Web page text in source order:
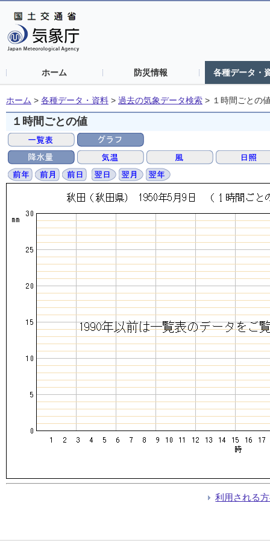
ホーム 防災情報 各種データ・
ホーム > 各種データ・資料 > 過去の気象データ検索 > １時間ごとの
１時間ごとの値
利用される